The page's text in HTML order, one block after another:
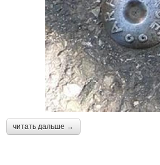
читать дальше →